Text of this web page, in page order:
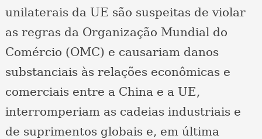
unilaterais da UE são suspeitas de violar
as regras da Organização Mundial do
Comércio (OMC) e causariam danos
substanciais às relações econômicas e
comerciais entre a China e a UE,
interromperiam as cadeias industriais e
de suprimentos globais e, em última